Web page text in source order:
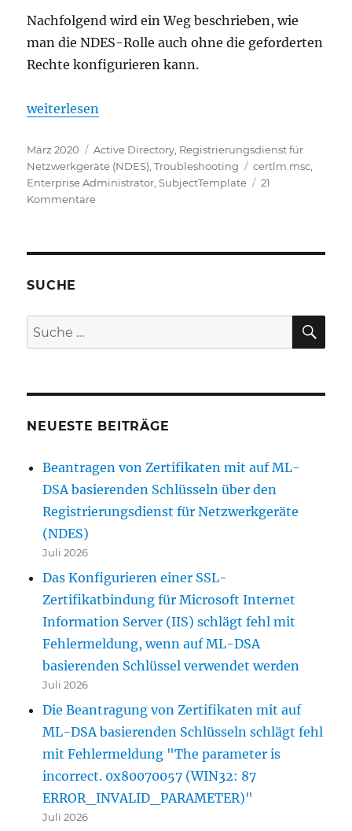
Nachfolgend wird ein Weg beschrieben, wie
man die NDES-Rolle auch ohne die geforderten
Rechte konfigurieren kann.
„Den Registrierungsdienst für Netzwerkgeräte
weiterlesen
Veröffentlicht
am
März 2020 Kategorien
Active Directory Registrierungsdienst für
Netzwerkgeräte (NDES) ,Troubleshooting Schlagwörter
certlm.msc
Enterprise Administrator ,SubjectTemplate
21
Kommentarezu
Enterprise
Berechtigungen
SUCHE
Suche
nach:
NEUESTE BEITRÄGE
Beantragen von Zertifikaten mit auf ML-
DSA basierenden Schlüsseln über den
Registrierungsdienst für Netzwerkgeräte
(NDES)
Juli 2026
Das Konfigurieren einer SSL-
Zertifikatbindung für Microsoft Internet
Information Server (IIS) schlägt fehl mit
Fehlermeldung, wenn auf ML-DSA
basierenden Schlüssel verwendet werden
Juli 2026
Die Beantragung von Zertifikaten mit auf
ML-DSA basierenden Schlüsseln schlägt fehl
mit Fehlermeldung "The parameter is
incorrect. 0x80070057 (WIN32: 87
ERROR_INVALID_PARAMETER)"
Juli 2026